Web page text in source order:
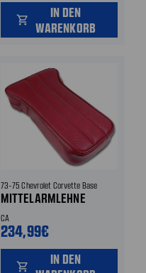
shopping_cart
IN DEN
WARENKORB
73-75 Chevrolet Corvette Base
MITTELARMLEHNE
CA
234,99€
shopping_cart
IN DEN